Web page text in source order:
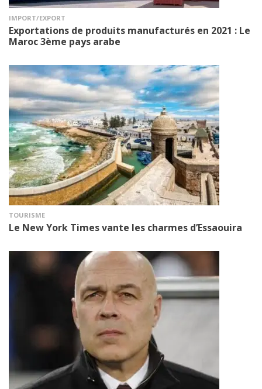
IMPORT/EXPORT
Exportations de produits manufacturés en 2021 : Le
Maroc 3ème pays arabe
TOURISME
Le New York Times vante les charmes d’Essaouira